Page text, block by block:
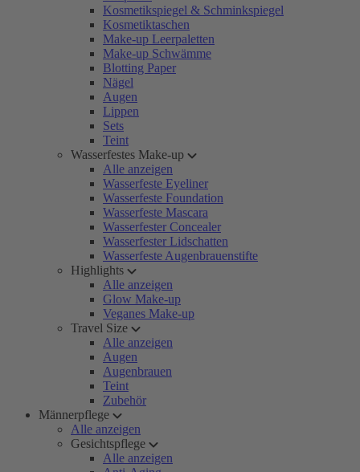
Kosmetikspiegel & Schminkspiegel
Kosmetiktaschen
Make-up Leerpaletten
Make-up Schwämme
Blotting Paper
Nägel
Augen
Lippen
Sets
Teint
Wasserfestes Make-up
Alle anzeigen
Wasserfeste Eyeliner
Wasserfeste Foundation
Wasserfeste Mascara
Wasserfester Concealer
Wasserfester Lidschatten
Wasserfeste Augenbrauenstifte
Highlights
Alle anzeigen
Glow Make-up
Veganes Make-up
Travel Size
Alle anzeigen
Augen
Augenbrauen
Teint
Zubehör
Männerpflege
Alle anzeigen
Gesichtspflege
Alle anzeigen